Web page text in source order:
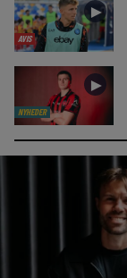
AVIS
►
NYHEDER
►